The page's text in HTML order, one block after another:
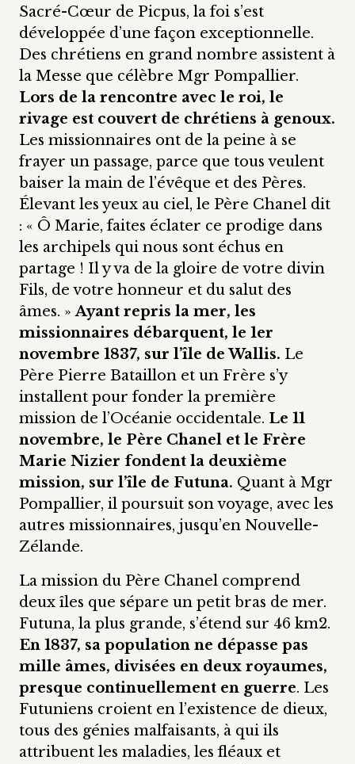
Sacré-Cœur de Picpus, la foi s’est
développée d’une façon exceptionnelle.
Des chrétiens en grand nombre assistent à
la Messe que célèbre Mgr Pompallier.
Lors de la rencontre avec le roi, le
rivage est couvert de chrétiens à genoux.
Les missionnaires ont de la peine à se
frayer un passage, parce que tous veulent
baiser la main de l’évêque et des Pères.
Élevant les yeux au ciel, le Père Chanel dit
: « Ô Marie, faites éclater ce prodige dans
les archipels qui nous sont échus en
partage ! Il y va de la gloire de votre divin
Fils, de votre honneur et du salut des
âmes. »Ayant repris la mer, les
missionnaires débarquent, le 1er
novembre 1837, sur l’île de Wallis. Le
Père Pierre Bataillon et un Frère s’y
installent pour fonder la première
mission de l’Océanie occidentale. Le 11
novembre, le Père Chanel et le Frère
Marie Nizier fondent la deuxième
mission, sur l’île de Futuna. Quant à Mgr
Pompallier, il poursuit son voyage, avec les
autres missionnaires, jusqu’en Nouvelle-
Zélande.
La mission du Père Chanel comprend
deux îles que sépare un petit bras de mer.
Futuna, la plus grande, s’étend sur 46 km2.
En 1837, sa population ne dépasse pas
mille âmes, divisées en deux royaumes,
presque continuellement en guerre. Les
Futuniens croient en l’existence de dieux,
tous des génies malfaisants, à qui ils
attribuent les maladies, les fléaux et